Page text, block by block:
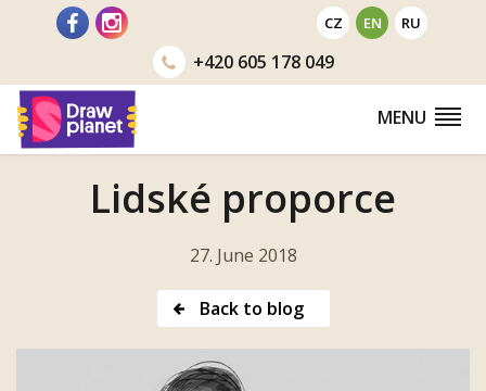
CZ EN RU
+420605 178 049
MENU
Lidské proporce
27. June 2018
Back to blog